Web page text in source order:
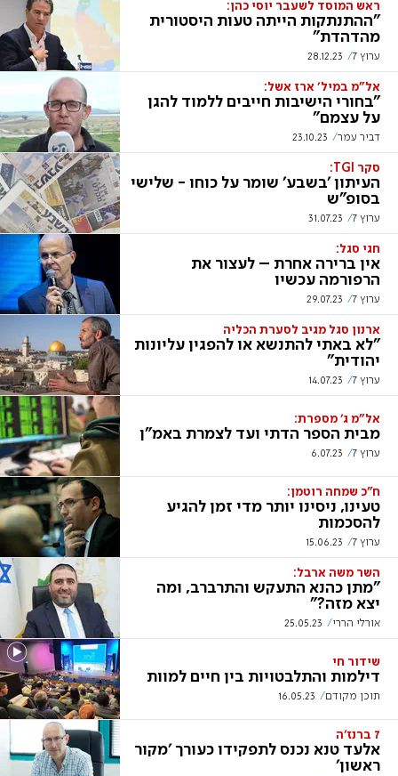
ראש המוסד לשעבר יוסי כהן:
"ההתנתקות הייתה טעות היסטורית
מהדהדת"
ערוץ 7 28.12.23
אל"מ במיל' ארז אשל:
"בחורי הישיבות חייבים ללמוד להגן
על עצמם"
דביר עמר 23.10.23
סקר TGI:
העיתון 'בשבע' שומר על כוחו - שלישי
בסופ"ש
ערוץ 7 31.07.23
חגי סגל:
אין ברירה אחרת – לעצור את
הרפורמה עכשיו
ערוץ 7 29.07.23
ארנון סגל מגיב לסערת הכליה
"לא באתי להתנשא או להפגין עליונות
יהודית"
ערוץ 7 14.07.23
אל"מ ג' מספרת:
מבית הספר הדתי ועד לצמרת באמ"ן
ערוץ 7 6.07.23
ח"כ שמחה רוטמן:
טעינו, ניסינו יותר מדי זמן להגיע
להסכמות
ערוץ 7 15.06.23
השר משה ארבל:
"מתן כהנא התעקש והתרברב, ומה
יצא מזה?"
אורלי הררי 25.05.23
שידור חי
דילמות והתלבטויות בין חיים למוות
תוכן מקודם 16.05.23
7 ברנז'ה
אלעד טנא נכנס לתפקידו כעורך 'מקור
ראשון'